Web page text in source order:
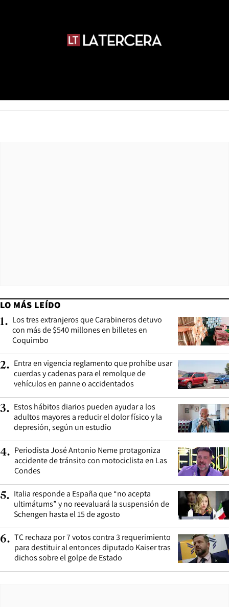
LO MÁS LEÍDO
1. Los tres extranjeros que Carabineros detuvo
con más de $540 millones en billetes en
Coquimbo
2. Entra en vigencia reglamento que prohíbe usar
cuerdas y cadenas para el remolque de
vehículos en panne o accidentados
3. Estos hábitos diarios pueden ayudar a los
adultos mayores a reducir el dolor físico y la
depresión, según un estudio
4. Periodista José Antonio Neme protagoniza
accidente de tránsito con motociclista en Las
Condes
5. Italia responde a España que “no acepta
ultimátums” y no reevaluará la suspensión de
Schengen hasta el 15 de agosto
6. TC rechaza por 7 votos contra 3 requerimiento
para destituir al entonces diputado Kaiser tras
dichos sobre el golpe de Estado